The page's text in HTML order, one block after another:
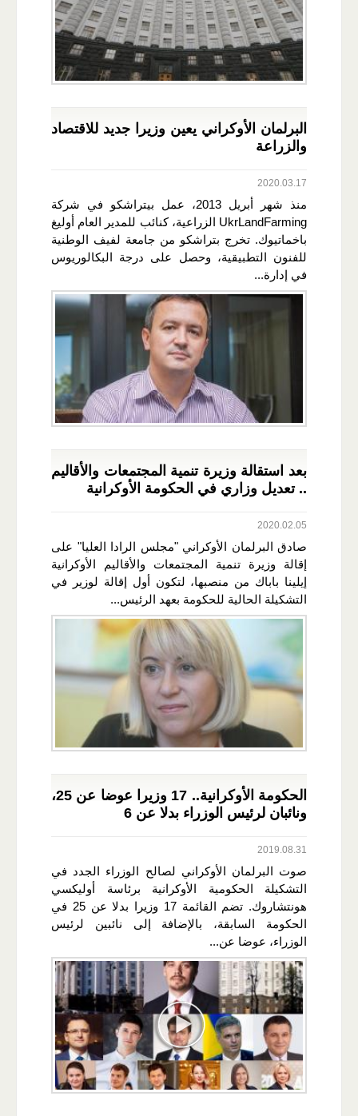
البرلمان الأوكراني يعين وزيرا جديد للاقتصاد
والزراعة
2020.03.17
منذ شهر أبريل 2013، عمل بيتراشكو في شركة
UkrLandFarming الزراعية، كنائب للمدير العام أوليغ
باخماتيوك. تخرج بتراشكو من جامعة لفيف الوطنية
للفنون التطبيقية، وحصل على درجة البكالوريوس
في إدارة...
بعد استقالة وزيرة تنمية المجتمعات والأقاليم
.. تعديل وزاري في الحكومة الأوكرانية
2020.02.05
صادق البرلمان الأوكراني "مجلس الرادا العليا" على
إقالة وزيرة تنمية المجتمعات والأقاليم الأوكرانية
إيلينا باباك من منصبها، لتكون أول إقالة لوزير في
التشكيلة الحالية للحكومة بعهد الرئيس...
الحكومة الأوكرانية.. 17 وزيرا عوضا عن 25،
ونائبان لرئيس الوزراء بدلا عن 6
2019.08.31
صوت البرلمان الأوكراني لصالح الوزراء الجدد في
التشكيلة الحكومية الأوكرانية برئاسة أوليكسي
هونتشاروك. تضم القائمة 17 وزيرا بدلا عن 25 في
الحكومة السابقة، بالإضافة إلى نائبين لرئيس
الوزراء، عوضا عن...